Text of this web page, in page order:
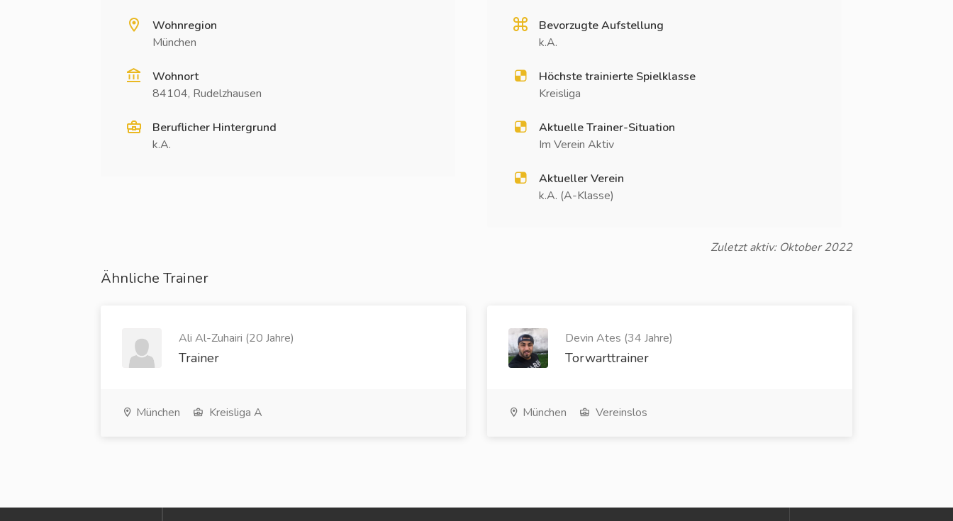
Wohnregion
München
Wohnort
84104, Rudelzhausen
Beruflicher Hintergrund
k.A.
Bevorzugte Aufstellung
k.A.
Höchste trainierte Spielklasse
Kreisliga
Aktuelle Trainer-Situation
Im Verein Aktiv
Aktueller Verein
k.A. (A-Klasse)
Zuletzt aktiv: Oktober 2022
Ähnliche Trainer
Ali Al-Zuhairi (20 Jahre)
Trainer
München Kreisliga A
Devin Ates (34 Jahre)
Torwarttrainer
München Vereinslos